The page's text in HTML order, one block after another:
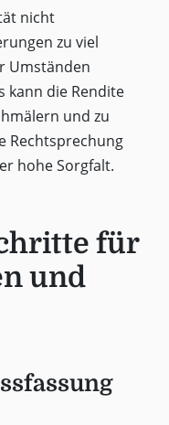
nicht
zu viel
Umständen
kann die Rendite
und zu
Rechtsprechung
hohe Sorgfalt.
für
und